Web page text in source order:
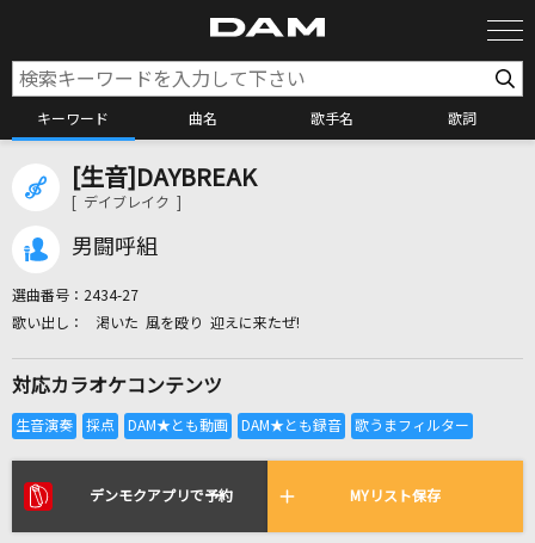
キーワード 曲名 歌手名 歌詞
カラオケ検索
全国りれき
リアルタイムで歌われている曲の一覧
[生音]DAYBREAK
[ デイブレイク ]
男闘呼組
選曲番号： 2434-27
渇いた 風を殴り 迎えに来たぜ!
対応カラオケコンテンツ
デンモクアプリで予約 MYリスト保存